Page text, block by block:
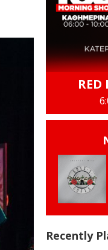
Recently